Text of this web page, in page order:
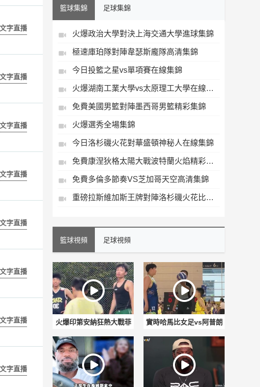
文字直播
文字直播
文字直播
文字直播
文字直播
文字直播
文字直播
文字直播
籃球集錦 足球集錦
火爆政治大學對決上海交通大學進球集錦
極速庫珀隊對陣韋瑟斯龐隊高清集錦
今日投籃之星vs單項賽在線集錦
火爆湖南工業大學vs太原理工大學在線集錦
免費美國男籃對陣墨西哥男籃精彩集錦
火爆選秀全場集錦
今日洛杉磯火花對華盛頓神秘人在線集錦
免費康涅狄格太陽大戰波特蘭火焰精彩集錦
免費多倫多節奏VS芝加哥天空高清集錦
重磅拉斯維加斯王牌對陣洛杉磯火花比賽集錦
籃球視頻 足球視頻
火爆印第安納狂熱大戰菲
尼克斯水星首發陣容
實時哈馬比女足vs阿普朗
尼亞女足直播入口